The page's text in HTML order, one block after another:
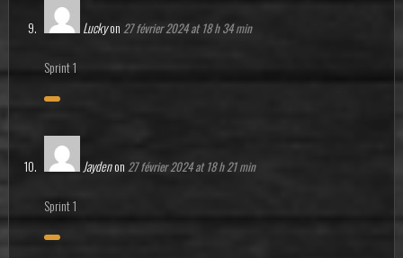
Luckyon 27 février 2024 at 18 h 34 min
Sprint 1
Jaydenon 27 février 2024 at 18 h 21 min
Sprint 1